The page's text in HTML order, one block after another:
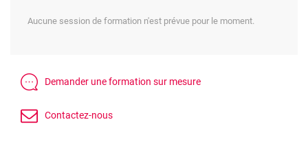
Aucune session de formation n'est prévue pour le moment.